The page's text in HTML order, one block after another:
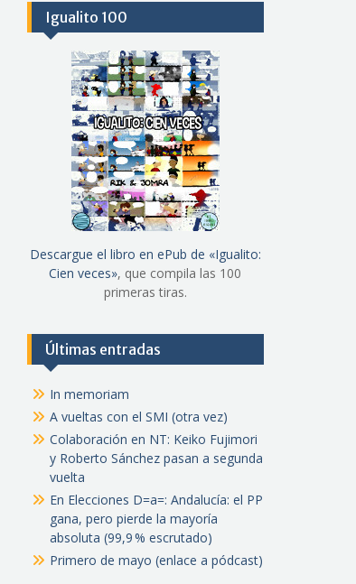
Igualito 100
Descargue el libro en ePub de «Igualito:
Cien veces», que compila las 100
primeras tiras.
Últimas entradas
In memoriam
A vueltas con el SMI (otra vez)
Colaboración en NT: Keiko Fujimori
y Roberto Sánchez pasan a segunda
vuelta
En Elecciones D=a=: Andalucía: el PP
gana, pero pierde la mayoría
absoluta (99,9 % escrutado)
Primero de mayo (enlace a pódcast)